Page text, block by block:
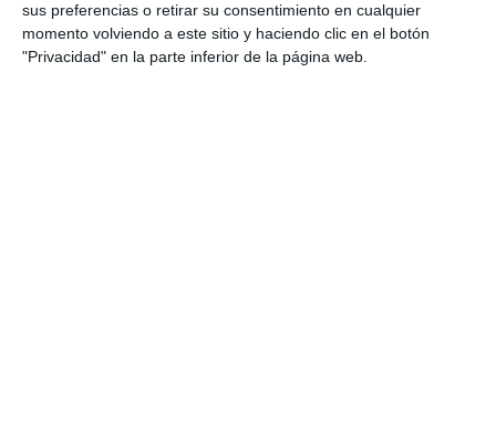
sus preferencias o retirar su consentimiento en cualquier
momento volviendo a este sitio y haciendo clic en el botón
"Privacidad" en la parte inferior de la página web.